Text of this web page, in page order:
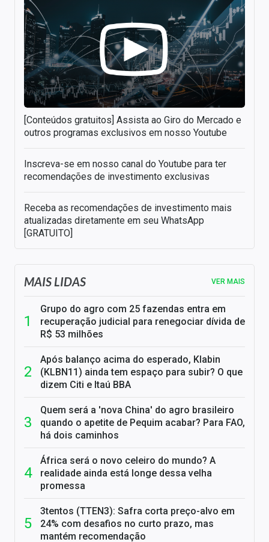
[Conteúdos gratuitos] Assista ao Giro do Mercado e
outros programas exclusivos em nosso Youtube
Inscreva-se em nosso canal do Youtube para ter
recomendações de investimento exclusivas
Receba as recomendações de investimento mais
atualizadas diretamente em seu WhatsApp
[GRATUITO]
MAIS LIDAS VER MAIS
Grupo do agro com 25 fazendas entra em
recuperação judicial para renegociar dívida de
R$ 53 milhões
Após balanço acima do esperado, Klabin
(KLBN11) ainda tem espaço para subir? O que
dizem Citi e Itaú BBA
Quem será a 'nova China' do agro brasileiro
quando o apetite de Pequim acabar? Para FAO,
há dois caminhos
África será o novo celeiro do mundo? A
realidade ainda está longe dessa velha
promessa
3tentos (TTEN3): Safra corta preço-alvo em
24% com desafios no curto prazo, mas
mantém recomendação